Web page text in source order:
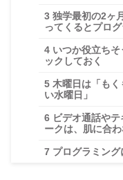
3 独学最初の2ヶ
ってくるとプロ
4 いつか役立ち
ックしておく
5 木曜日は「も
い水曜日」
6 ビデオ通話や
ークは、肌に合
7 プログラミン